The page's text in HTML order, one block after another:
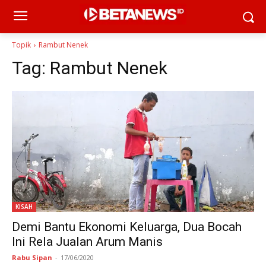
Topik Rambut Nenek
Tag: Rambut Nenek
KISAH
Demi Bantu Ekonomi Keluarga, Dua Bocah
Ini Rela Jualan Arum Manis
Rabu Sipan - 17/06/2020